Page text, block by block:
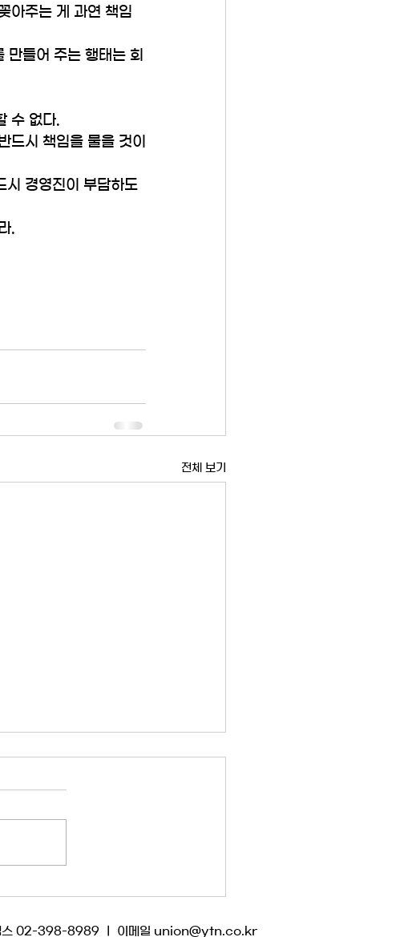
아주는 게 과연 책임
만들어 주는 행태는 회
수 없다.
드시 책임을 물을 것이
시 경영진이 부담하도
.
전체 보기
[성명] 사추위 교섭에 대한 사측
를 공격했다. 방미통위의 시정명령
자 애쓰는 모습이 애처롭다. 노조는
스 02-398-8989 ㅣ 이메일 union@ytn.co.kr